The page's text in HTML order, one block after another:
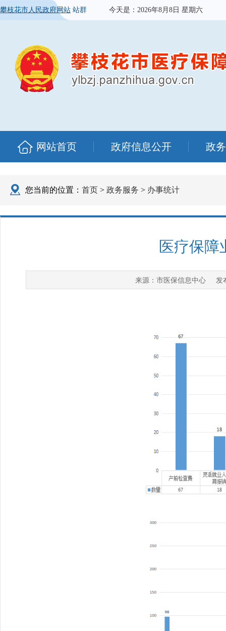
攀枝花市人民政府网站 站群 今天是： 2026年8月8日 星期六
网站首页 政府信息公开 政
您当前的位置： 首页 > 政务服务 > 办事统计
医疗保障
来源： 市医保信息中心发布